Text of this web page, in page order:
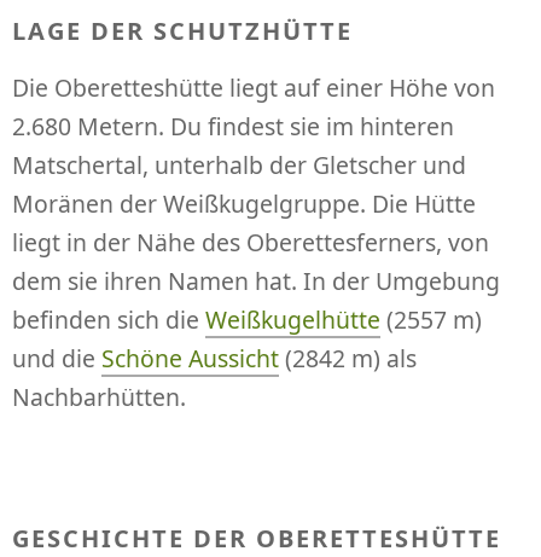
LAGE DER SCHUTZHÜTTE
Die Oberetteshütte liegt auf einer Höhe von
2.680 Metern. Du findest sie im hinteren
Matschertal, unterhalb der Gletscher und
Moränen der Weißkugelgruppe. Die Hütte
liegt in der Nähe des Oberettesferners, von
dem sie ihren Namen hat. In der Umgebung
befinden sich die Weißkugelhütte (2557 m)
und die Schöne Aussicht(2842 m) als
Nachbarhütten.
GESCHICHTE DER OBERETTESHÜTTE